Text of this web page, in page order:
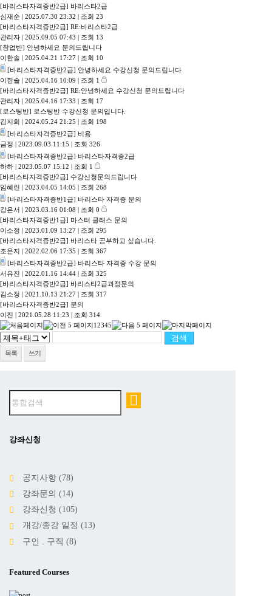
[바리스타자격증반2급] 바리스타2급
심재순 | 2025.07.30 23:32 | 조회 23
[바리스타자격증반2급] RE:바리스타2급
관리자 | 2025.09.05 07:43 | 조회 13
[창업반] 안녕하세요 문의드립니다
이한솔 | 2025.04.21 17:27 | 조회 10
[바리스타자격증반2급] 안녕하세요 수강신청 문의드립니다
이한솔 | 2025.04.16 10:09 | 조회 1
[바리스타자격증반2급] RE:안녕하세요 수강신청 문의드립니다
관리자 | 2025.04.16 17:33 | 조회 17
[로스팅반] 로스팅반 수강신청 문의입니다.
김지희 | 2024.05.24 21:25 | 조회 198
[바리스타자격증반2급] 비용
금정 | 2023.09.03 11:15 | 조회 326
[바리스타자격증반2급] 바리스타자격증2급
하하 | 2023.05.07 15:12 | 조회 1
[바리스타자격증반2급] 수강신청문의드립니다
임혜린 | 2023.04.05 14:05 | 조회 268
[바리스타자격증반1급] 바리스타 자격증 문의
강은서 | 2023.03.16 01:08 | 조회 0
[바리스타자격증반1급] 마스터 클래스 문의
이소정 | 2023.01.09 13:27 | 조회 295
[바리스타자격증반2급] 바리스타 공부하고 싶습니다.
조은지 | 2022.02.06 17:35 | 조회 367
[바리스타자격증반2급] 바리스타 자격증 수강 문의
서유진 | 2022.01.16 14:44 | 조회 325
[바리스타자격증반2급] 바리스타2급과정문의
김소정 | 2021.10.13 21:27 | 조회 317
[바리스타자격증반2급] 문의
이진 | 2021.05.28 11:23 | 조회 314
12345
목록 쓰기
강좌신청
공지사항 (78)
강좌문의 (14)
강좌신청 (105)
개강/종강 일정 (13)
구인 . 구직 (8)
Featured Courses